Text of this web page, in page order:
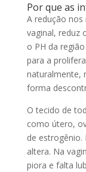
Por que as
A redução nos
vaginal, reduz
o PH da
para a
naturalmente,
forma
O tecido de
como útero,
de
altera. Na
piora e falta